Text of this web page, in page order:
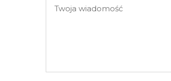
mail
wiadomość